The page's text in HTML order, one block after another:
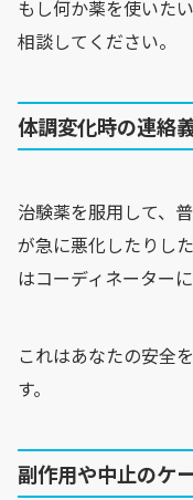
もし何か薬を使いた
相談してください。
体調変化時の連絡
治験薬を服用して、
が急に悪化したりし
はコーディネーター
これはあなたの安全
す。
副作用や中止のケ